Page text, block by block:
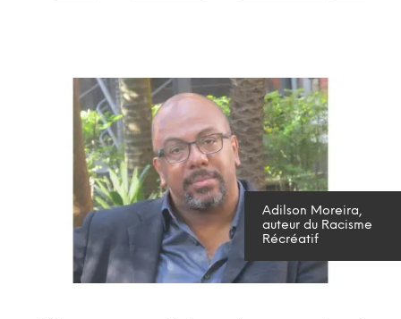
Adilson Moreira,
auteur du Racisme
Récréatif